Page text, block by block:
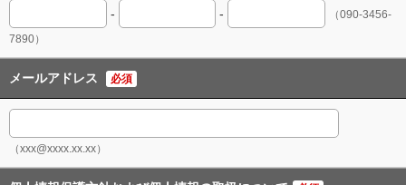
- -
（090-3456-
7890）
メールアドレス 必須
（xxx@xxxx.xx.xx）